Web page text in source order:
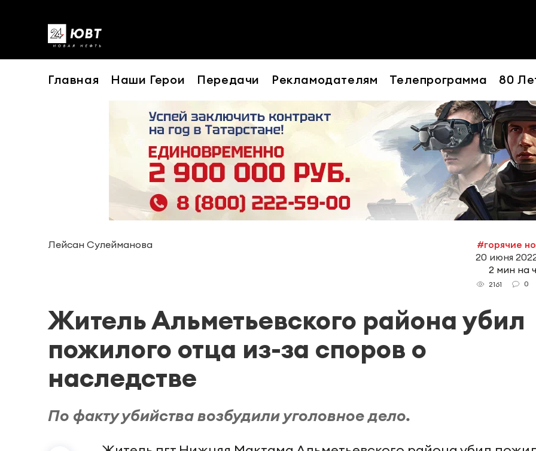
Главная Наши Герои Передачи Рекламодателям Телепрограмма 80
Лейсан Сулейманова
#горячие
20 июня
2 мин на
2161 0
Житель Альметьевского района убил
пожилого отца из-за споров о
наследстве
По факту убийства возбудили уголовное дело.